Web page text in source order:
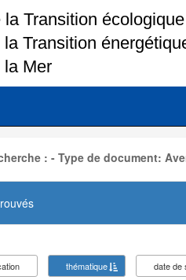
: - Type de document:
thématique
date de